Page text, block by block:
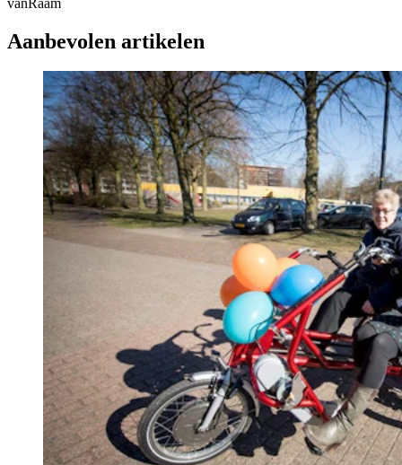
Aanbevolen artikelen